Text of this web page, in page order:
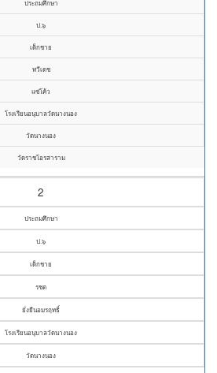
ประถมศึกษา
ป.๖
เด็กชาย
ทวีเดช
แซ่โค้ว
โรงเรียนอนุบาลวัดนางนอง
วัดนางนอง
วัดราชโอรสาราม
2
ประถมศึกษา
ป.๖
เด็กชาย
รชต
ยั่งยืนอมรฤทธิ์
โรงเรียนอนุบาลวัดนางนอง
วัดนางนอง